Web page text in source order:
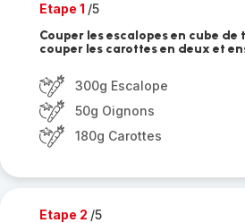
Etape 1 /5
Couper les escalopes en cube
couper les carottes en deux et
300g Escalope
50g Oignons
180g Carottes
Etape 2 /5